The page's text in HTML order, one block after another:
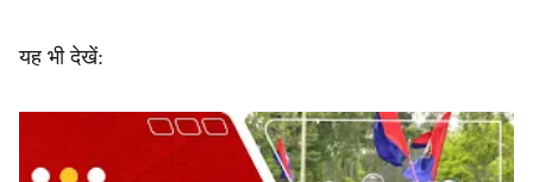
यह भी देखें: